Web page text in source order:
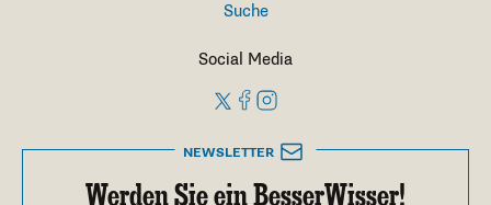
Suche
Social Media
NEWSLETTER
Werden Sie ein BesserWisser!